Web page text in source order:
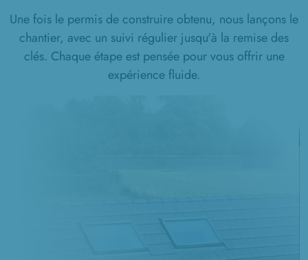
Une fois le permis de construire obtenu, nous lançons le
chantier, avec un suivi régulier jusqu'à la remise des
clés. Chaque étape est pensée pour vous offrir une
expérience fluide.